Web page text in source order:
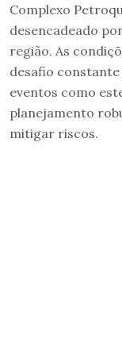
Complexo
desencadeado
região. As
desafio
eventos como
planejamento
mitigar riscos.